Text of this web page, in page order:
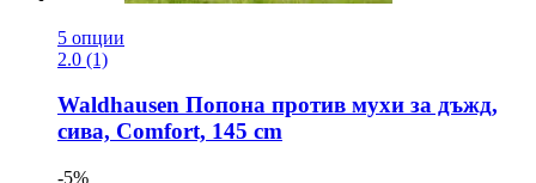
5 опции
2.0 (1)
Waldhausen Попона против мухи за дъжд,
сива, Comfort, 145 cm
-5%